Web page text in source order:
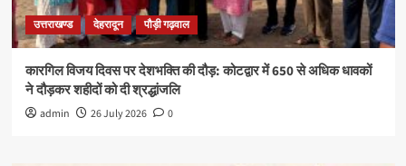
उत्तराखण्ड देहरादून पौड़ी गढ़वाल
कारगिल विजय दिवस पर देशभक्ति की दौड़: कोटद्वार में 650 से अधिक धावकों
ने दौड़कर शहीदों को दी श्रद्धांजलि
admin 26 July 2026 0